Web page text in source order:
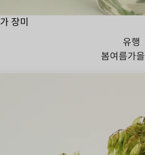
장미
유행
봄여름가을